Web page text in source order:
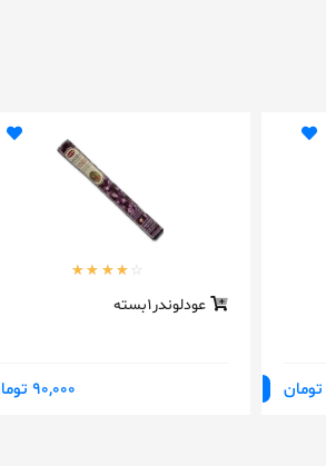
عودلوندر1بسته
90,000 تومان